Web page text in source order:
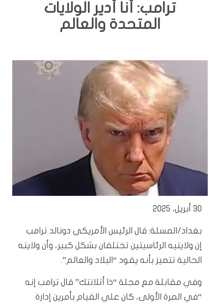
ترامب: أنا أدير الولايات
المتحدة والعالم
30 أبريل، 2025
بغداد/المسلة: قال الرئيس الأمريكي دونالد ترامب
إن ولايتيه الرئاسيتين تختلفان بشكل كبير، وأن ولايته
الحالية تتميز بأنه يقود “البلاد والعالم”.
وفي مقابلة مع مجلة “ذا أتلانتك” قال ترامب إنه
“في المرة الأولى، كان علي القيام بأمرين إدارة